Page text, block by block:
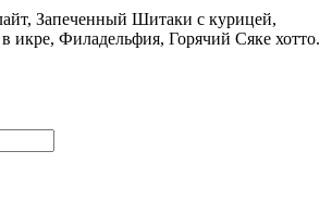
Запеченный Шитаки с курицей,
икре, Филадельфия, Горячий Сяке хотто.